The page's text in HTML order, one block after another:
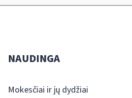
NAUDINGA
Mokesčiai ir jų dydžiai